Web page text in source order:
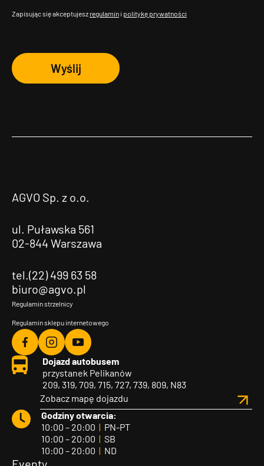
Zapisując się akceptujesz regulamin i politykę prywatności
Wyślij
AGVO Sp. z o.o.
ul. Puławska 561
02-844 Warszawa
tel.(22) 499 63 58
biuro@agvo.pl
Regulamin strzelnicy
Regulamin sklepu internetowego
Agvo
Facebook
Agvo
Instagram
Agvo
YouTube
Dojazd autobusem
przystanek Pelikanów
209, 319, 709, 715, 727, 739, 809, N83
Zobacz mapę dojazdu
Godziny otwarcia:
10:00 – 20:00 | PN-PT
10:00 – 20:00 | SB
10:00 – 20:00 | ND